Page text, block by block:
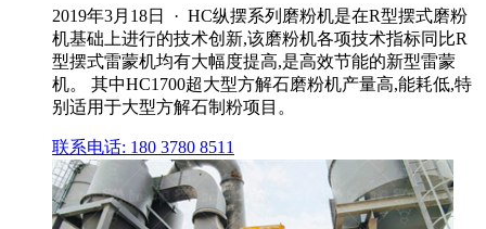
2019年3月18日 · HC纵摆系列磨粉机是在R型摆式磨粉
机基础上进行的技术创新,该磨粉机各项技术指标同比R
型摆式雷蒙机均有大幅度提高,是高效节能的新型雷蒙
机。 其中HC1700超大型方解石磨粉机产量高,能耗低,特
别适用于大型方解石制粉项目。
联系电话: 180 3780 8511